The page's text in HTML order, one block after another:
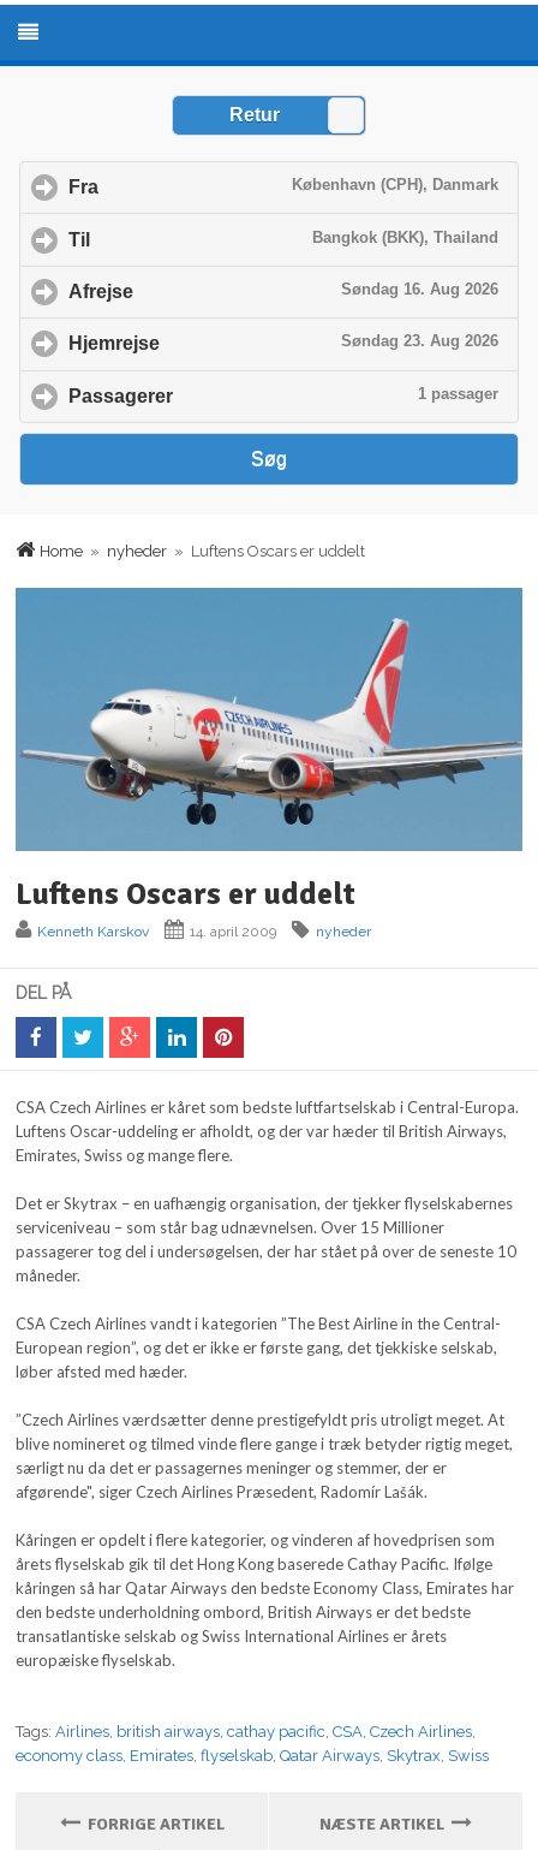
Home » nyheder » Luftens Oscars er uddelt
Luftens Oscars er uddelt
Kenneth Karskov 14. april 2009 nyheder
DEL PÅ
CSA Czech Airlines er kåret som bedste luftfartselskab i Central-Europa.
Luftens Oscar-uddeling er afholdt, og der var hæder til British Airways,
Emirates, Swiss og mange flere.
Det er Skytrax – en uafhængig organisation, der tjekker flyselskabernes
serviceniveau – som står bag udnævnelsen. Over 15 Millioner
passagerer tog del i undersøgelsen, der har stået på over de seneste 10
måneder.
CSA Czech Airlines vandt i kategorien ”The Best Airline in the Central-
European region”, og det er ikke er første gang, det tjekkiske selskab,
løber afsted med hæder.
”Czech Airlines værdsætter denne prestigefyldt pris utroligt meget. At
blive nomineret og tilmed vinde flere gange i træk betyder rigtig meget,
særligt nu da det er passagernes meninger og stemmer, der er
afgørende", siger Czech Airlines Præsedent, Radomír Lašák.
Kåringen er opdelt i flere kategorier, og vinderen af hovedprisen som
årets flyselskab gik til det Hong Kong baserede Cathay Pacific. Ifølge
kåringen så har Qatar Airways den bedste Economy Class, Emirates har
den bedste underholdning ombord, British Airways er det bedste
transatlantiske selskab og Swiss International Airlines er årets
europæiske flyselskab.
Tags:Airlines, british airways,cathay pacific,CSA,Czech Airlines,
economy class, Emirates,flyselskab,Qatar Airways, Skytrax, Swiss
FORRIGE ARTIKEL NÆSTE ARTIKEL